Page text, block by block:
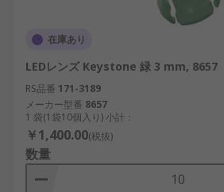
在庫あり
LEDレンズ Keystone 緑 3 mm, 8657
RS品番 171-3189
メーカー型番 8657
1 袋(1袋10個入り) 小計：
￥1,400.00(税抜)
数量